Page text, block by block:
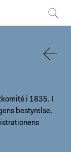
i 1835. I
bestyrelse.